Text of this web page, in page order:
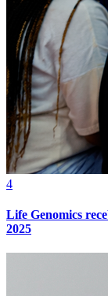
4
Life Genomics
2025